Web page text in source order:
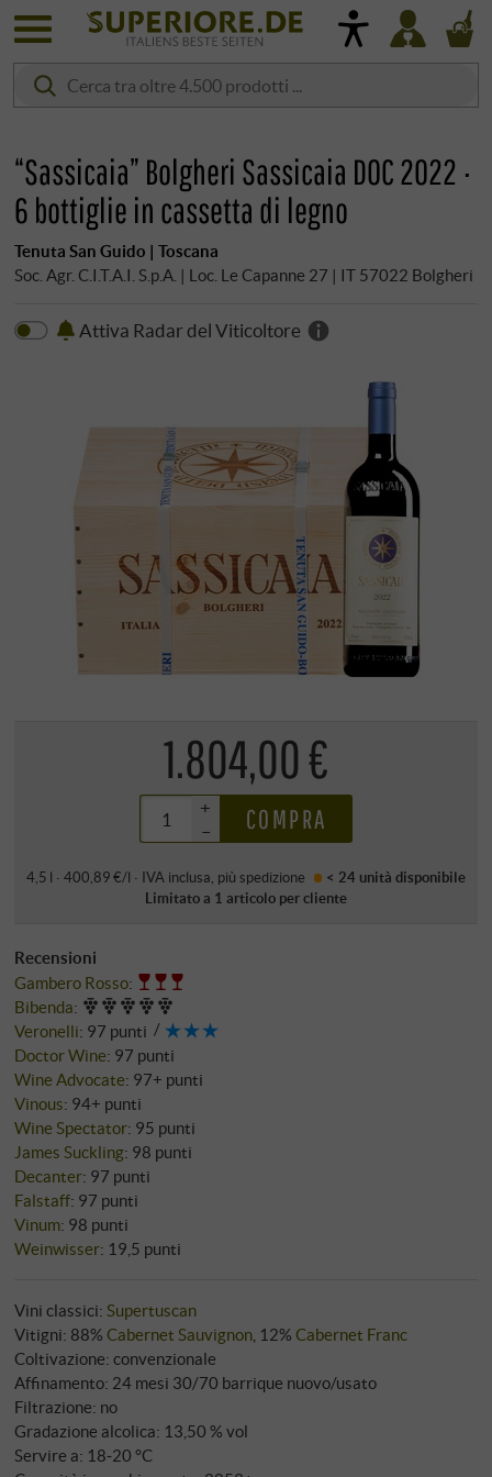
“Sassicaia” Bolgheri Sassicaia DOC 2022 ·
6 bottiglie in cassetta di legno
Tenuta San Guido | Toscana
Soc. Agr. C.I.T.A.I. S.p.A. | Loc. Le Capanne 27 | IT 57022 Bolgheri
Attiva Radar del Viticoltore
1.804,00 €
+
–
COMPRA
4,5 l · 400,89 €/l · IVA inclusa , più spedizione < 24 unità disponibile
Limitato a 1 articolo per cliente
Recensioni
Gambero Rosso:
Bibenda:
Veronelli: 97 punti
Doctor Wine: 97 punti
Wine Advocate: 97+ punti
Vinous: 94+ punti
Wine Spectator: 95 punti
James Suckling: 98 punti
Decanter: 97 punti
Falstaff: 97 punti
Vinum: 98 punti
Weinwisser: 19,5 punti
Vini classici:Supertuscan
Vitigni: 88%Cabernet Sauvignon , 12%Cabernet Franc
Coltivazione: convenzionale
Affinamento: 24 mesi 30/70 barrique nuovo/usato
Filtrazione: no
Gradazione alcolica: 13,50 % vol
Servire a: 18‑20 °C